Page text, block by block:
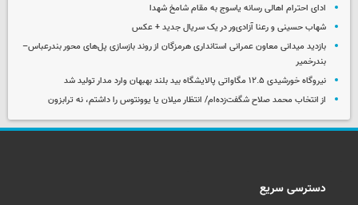
ادای احترام اهالی رسانه یاسوج به مقام شامخ شهدا
شهاب حسینی و رعنا آزادی‌ور در یک سریال جدید + عکس
بازدید میدانی معاون عمرانی استانداری هرمزگان از روند بازسازی پل‌های محور بندرعباس–
بندرخمیر
نیروگاه خورشیدی ۱۲.۵ مگاواتی پالایشگاه بید بلند بهبهان وارد مدار تولید شد
از انتخاب محمد صلاح شگفت‌زده‌ام/ انتظار میلان یا یوونتوس را داشتم، نه ترابزون
دسترسی سریع